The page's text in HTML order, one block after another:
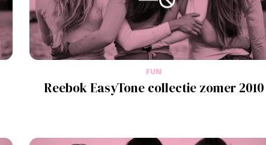
FUN
Reebok EasyTone collectie zomer 2010